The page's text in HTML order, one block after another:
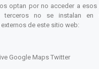
optan por no acceder a
terceros no se instalan en
de este sitio web:
Google Maps Twitter